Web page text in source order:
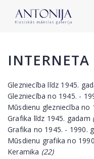
Glezniecība līdz 1945.
Glezniecība no 1945. -
Mūsdienu glezniecība no
Grafika līdz 1945. gadam
Grafika no 1945. - 1990.
Mūsdienu grafika no
Keramika (22)